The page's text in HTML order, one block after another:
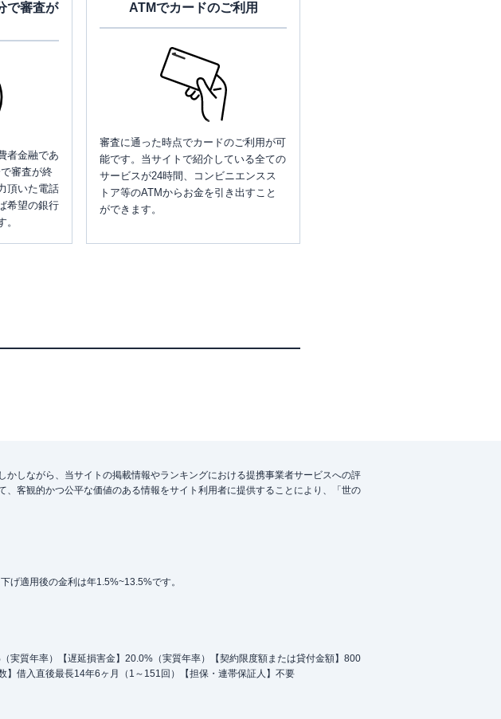
で審査が
者金融であ
審査が終
頂いた電話
希望の銀行
ATMでカードのご利用
審査に通った時点でカードのご利用が可
能です。当サイトで紹介している全ての
サービスが24時間、コンビニエンスス
トア等のATMからお金を引き出すこと
ができます。
しながら、当サイトの掲載情報やランキングにおける提携事業者サービスへの評
客観的かつ公平な価値のある情報をサイト利用者に提供することにより、「世の
げ適用後の金利は年1.5%~13.5%です。
質年率）【遅延損害金】20.0%（実質年率）【契約限度額または貸付金額】800
借入直後最長14年6ヶ月（1～151回）【担保・連帯保証人】不要